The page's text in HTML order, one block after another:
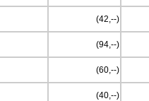
(42,--)
(94,--)
(60,--)
(40,--)